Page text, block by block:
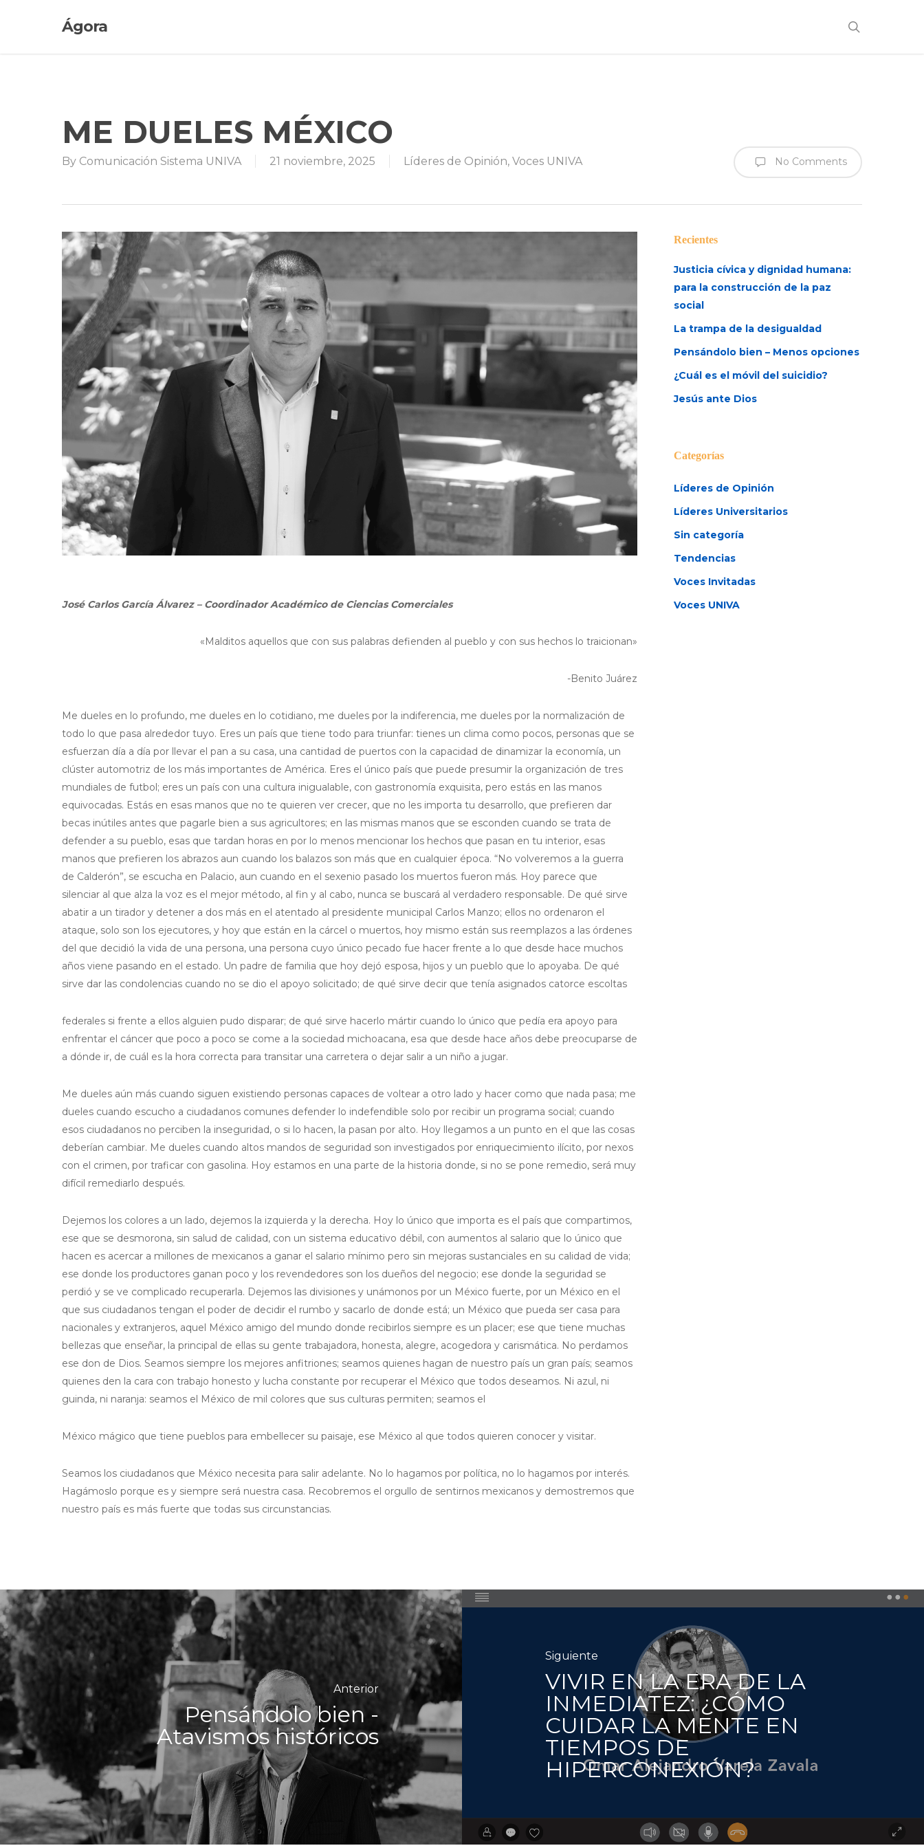
Ágora
ME DUELES MÉXICO
By Comunicación Sistema UNIVA 21 noviembre, 2025 Líderes de Opinión, Voces UNIVA No Comments
José Carlos García Álvarez – Coordinador Académico de Ciencias Comerciales
«Malditos aquellos que con sus palabras defienden al pueblo y con sus hechos lo traicionan»
-Benito Juárez
Me dueles en lo profundo, me dueles en lo cotidiano, me dueles por la indiferencia, me dueles por la normalización de
todo lo que pasa alrededor tuyo. Eres un país que tiene todo para triunfar: tienes un clima como pocos, personas que se
esfuerzan día a día por llevar el pan a su casa, una cantidad de puertos con la capacidad de dinamizar la economía, un
clúster automotriz de los más importantes de América. Eres el único país que puede presumir la organización de tres
mundiales de futbol; eres un país con una cultura inigualable, con gastronomía exquisita, pero estás en las manos
equivocadas. Estás en esas manos que no te quieren ver crecer, que no les importa tu desarrollo, que prefieren dar
becas inútiles antes que pagarle bien a sus agricultores; en las mismas manos que se esconden cuando se trata de
defender a su pueblo, esas que tardan horas en por lo menos mencionar los hechos que pasan en tu interior, esas
manos que prefieren los abrazos aun cuando los balazos son más que en cualquier época. “No volveremos a la guerra
de Calderón”, se escucha en Palacio, aun cuando en el sexenio pasado los muertos fueron más. Hoy parece que
silenciar al que alza la voz es el mejor método, al fin y al cabo, nunca se buscará al verdadero responsable. De qué sirve
abatir a un tirador y detener a dos más en el atentado al presidente municipal Carlos Manzo; ellos no ordenaron el
ataque, solo son los ejecutores, y hoy que están en la cárcel o muertos, hoy mismo están sus reemplazos a las órdenes
del que decidió la vida de una persona, una persona cuyo único pecado fue hacer frente a lo que desde hace muchos
años viene pasando en el estado. Un padre de familia que hoy dejó esposa, hijos y un pueblo que lo apoyaba. De qué
sirve dar las condolencias cuando no se dio el apoyo solicitado; de qué sirve decir que tenía asignados catorce escoltas
federales si frente a ellos alguien pudo disparar; de qué sirve hacerlo mártir cuando lo único que pedía era apoyo para
enfrentar el cáncer que poco a poco se come a la sociedad michoacana, esa que desde hace años debe preocuparse de
a dónde ir, de cuál es la hora correcta para transitar una carretera o dejar salir a un niño a jugar.
Me dueles aún más cuando siguen existiendo personas capaces de voltear a otro lado y hacer como que nada pasa; me
dueles cuando escucho a ciudadanos comunes defender lo indefendible solo por recibir un programa social; cuando
esos ciudadanos no perciben la inseguridad, o si lo hacen, la pasan por alto. Hoy llegamos a un punto en el que las cosas
deberían cambiar. Me dueles cuando altos mandos de seguridad son investigados por enriquecimiento ilícito, por nexos
con el crimen, por traficar con gasolina. Hoy estamos en una parte de la historia donde, si no se pone remedio, será muy
difícil remediarlo después.
Dejemos los colores a un lado, dejemos la izquierda y la derecha. Hoy lo único que importa es el país que compartimos,
ese que se desmorona, sin salud de calidad, con un sistema educativo débil, con aumentos al salario que lo único que
hacen es acercar a millones de mexicanos a ganar el salario mínimo pero sin mejoras sustanciales en su calidad de vida;
ese donde los productores ganan poco y los revendedores son los dueños del negocio; ese donde la seguridad se
perdió y se ve complicado recuperarla. Dejemos las divisiones y unámonos por un México fuerte, por un México en el
que sus ciudadanos tengan el poder de decidir el rumbo y sacarlo de donde está; un México que pueda ser casa para
nacionales y extranjeros, aquel México amigo del mundo donde recibirlos siempre es un placer; ese que tiene muchas
bellezas que enseñar, la principal de ellas su gente trabajadora, honesta, alegre, acogedora y carismática. No perdamos
ese don de Dios. Seamos siempre los mejores anfitriones; seamos quienes hagan de nuestro país un gran país; seamos
quienes den la cara con trabajo honesto y lucha constante por recuperar el México que todos deseamos. Ni azul, ni
guinda, ni naranja: seamos el México de mil colores que sus culturas permiten; seamos el
México mágico que tiene pueblos para embellecer su paisaje, ese México al que todos quieren conocer y visitar.
Seamos los ciudadanos que México necesita para salir adelante. No lo hagamos por política, no lo hagamos por interés.
Hagámoslo porque es y siempre será nuestra casa. Recobremos el orgullo de sentirnos mexicanos y demostremos que
nuestro país es más fuerte que todas sus circunstancias.
Recientes
Justicia cívica y dignidad humana:
para la construcción de la paz
social
La trampa de la desigualdad
Pensándolo bien – Menos opciones
¿Cuál es el móvil del suicidio?
Jesús ante Dios
Categorías
Líderes de Opinión
Líderes Universitarios
Sin categoría
Tendencias
Voces Invitadas
Voces UNIVA
Anterior
Pensándolo bien -
Atavismos históricos
Siguiente
VIVIR EN LA ERA DE LA
INMEDIATEZ: ¿CÓMO
CUIDAR LA MENTE EN
TIEMPOS DE
HIPERCONEXIÓN?